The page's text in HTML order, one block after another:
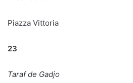
Piazza Vittoria
23
Taraf de Gadjo